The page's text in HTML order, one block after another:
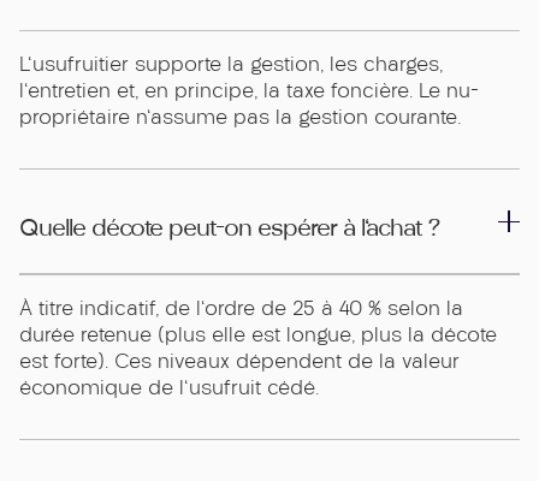
L'usufruitier supporte la gestion, les charges,
l'entretien et, en principe, la taxe foncière. Le nu-
propriétaire n'assume pas la gestion courante.
Quelle décote peut-on espérer à l'achat ?
À titre indicatif, de l'ordre de 25 à 40 % selon la
durée retenue (plus elle est longue, plus la décote
est forte). Ces niveaux dépendent de la valeur
économique de l'usufruit cédé.